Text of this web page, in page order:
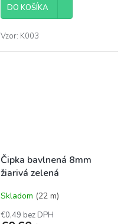
DO KOŠÍKA
Vzor: K003
Čipka bavlnená 8mm
žiarivá zelená
Skladom (22 m)
€0,49 bez DPH